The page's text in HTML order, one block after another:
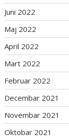
Juni 2022
Maj 2022
April 2022
Mart 2022
Februar 2022
Decembar 2021
Novembar 2021
Oktobar 2021